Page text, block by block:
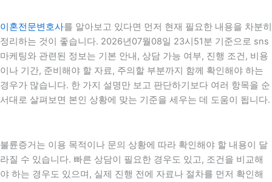
이혼전문변호사를 알아보고 있다면 먼저 현재 필요한 내용을 차분히
정리하는 것이 좋습니다. 2026년07월08일 23시51분 기준으로 sns
마케팅와 관련된 정보는 기본 안내, 상담 가능 여부, 진행 조건, 비용
이나 기간, 준비해야 할 자료, 주의할 부분까지 함께 확인해야 하는
경우가 많습니다. 한 가지 설명만 보고 판단하기보다 여러 항목을 순
서대로 살펴보면 본인 상황에 맞는 기준을 세우는 데 도움이 됩니다.
불륜증거는 이용 목적이나 문의 상황에 따라 확인해야 할 내용이 달
라질 수 있습니다. 빠른 상담이 필요한 경우도 있고, 조건을 비교해
야 하는 경우도 있으며, 실제 진행 전에 자료나 절차를 먼저 확인해